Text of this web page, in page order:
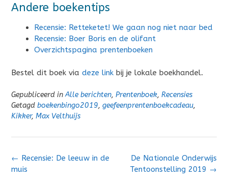
Andere boekentips
Recensie: Retteketet! We gaan nog niet naar bed
Recensie: Boer Boris en de olifant
Overzichtspagina prentenboeken
Bestel dit boek via deze link bij je lokale boekhandel.
Gepubliceerd inAlle berichten, Prentenboek, Recensies
Getagd boekenbingo2019, geefeenprentenboekcadeau,
Kikker, Max Velthuijs
Bericht
navigatie
De Nationale Onderwijs
Tentoonstelling 2019 →
← Recensie: De leeuw in de
muis